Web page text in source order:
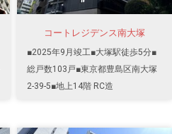
コートレジデンス南大塚
■2025年9月竣工■大塚駅徒歩5分■
総戸数103戸■東京都豊島区南大塚
2-39-5■地上14階 RC造